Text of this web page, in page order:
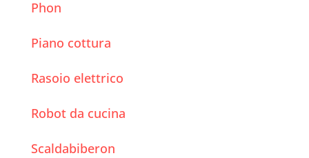
Phon
Piano cottura
Rasoio elettrico
Robot da cucina
Scaldabiberon